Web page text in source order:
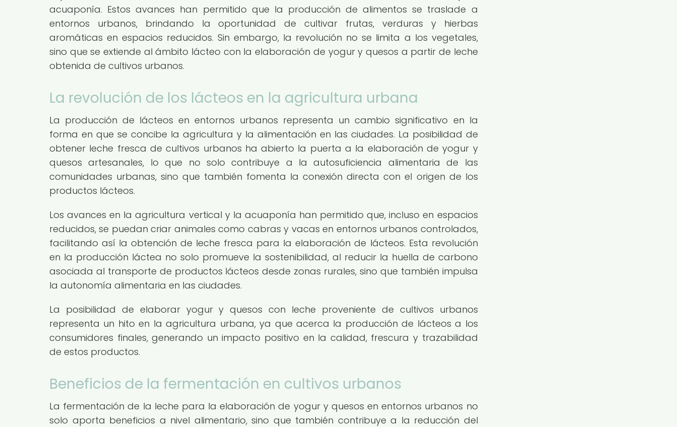
acuaponía. Estos avances han permitido que la producción de alimentos se traslade a
entornos urbanos, brindando la oportunidad de cultivar frutas, verduras y hierbas
aromáticas en espacios reducidos. Sin embargo, la revolución no se limita a los vegetales,
sino que se extiende al ámbito lácteo con la elaboración de yogur y quesos a partir de leche
obtenida de cultivos urbanos.
La revolución de los lácteos en la agricultura urbana
La producción de lácteos en entornos urbanos representa un cambio significativo en la
forma en que se concibe la agricultura y la alimentación en las ciudades. La posibilidad de
obtener leche fresca de cultivos urbanos ha abierto la puerta a la elaboración de yogur y
quesos artesanales, lo que no solo contribuye a la autosuficiencia alimentaria de las
comunidades urbanas, sino que también fomenta la conexión directa con el origen de los
productos lácteos.
Los avances en la agricultura vertical y la acuaponía han permitido que, incluso en espacios
reducidos, se puedan criar animales como cabras y vacas en entornos urbanos controlados,
facilitando así la obtención de leche fresca para la elaboración de lácteos. Esta revolución
en la producción láctea no solo promueve la sostenibilidad, al reducir la huella de carbono
asociada al transporte de productos lácteos desde zonas rurales, sino que también impulsa
la autonomía alimentaria en las ciudades.
La posibilidad de elaborar yogur y quesos con leche proveniente de cultivos urbanos
representa un hito en la agricultura urbana, ya que acerca la producción de lácteos a los
consumidores finales, generando un impacto positivo en la calidad, frescura y trazabilidad
de estos productos.
Beneficios de la fermentación en cultivos urbanos
La fermentación de la leche para la elaboración de yogur y quesos en entornos urbanos no
solo aporta beneficios a nivel alimentario, sino que también contribuye a la reducción del